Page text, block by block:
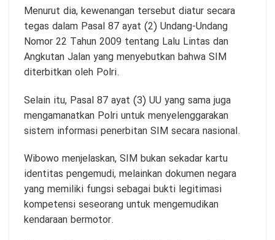
Menurut dia, kewenangan tersebut diatur secara
tegas dalam Pasal 87 ayat (2) Undang-Undang
Nomor 22 Tahun 2009 tentang Lalu Lintas dan
Angkutan Jalan yang menyebutkan bahwa SIM
diterbitkan oleh Polri.
Selain itu, Pasal 87 ayat (3) UU yang sama juga
mengamanatkan Polri untuk menyelenggarakan
sistem informasi penerbitan SIM secara nasional.
Wibowo menjelaskan, SIM bukan sekadar kartu
identitas pengemudi, melainkan dokumen negara
yang memiliki fungsi sebagai bukti legitimasi
kompetensi seseorang untuk mengemudikan
kendaraan bermotor.